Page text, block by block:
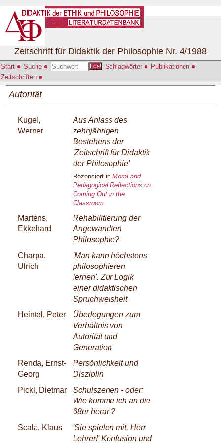
Start Suche Los! Schlagwörter
Publikationen
Zeitschriften
Zeitschrift für Didaktik der Philosophie Nr. 4/1988
Autorität
Kugel,
Werner
Aus Anlass des
zehnjährigen
Bestehens der
'Zeitschrift für Didaktik
der Philosophie'
Rezensiert in Moral and
Pedagogical Reflections on
Coming Out in the
Classroom
Martens,
Ekkehard
Rehabilitierung der
Angewandten
Philosophie?
Charpa,
Ulrich
'Man kann höchstens
philosophieren
lernen'. Zur Logik
einer didaktischen
Spruchweisheit
Heintel, Peter
Überlegungen zum
Verhältnis von
Autorität und
Generation
Renda, Ernst-
Georg
Persönlichkeit und
Disziplin
Pickl, Dietmar
Schulszenen - oder:
Wie komme ich an die
68er heran?
Scala, Klaus
'Sie spielen mit, Herr
Lehrer!' Konfusion und